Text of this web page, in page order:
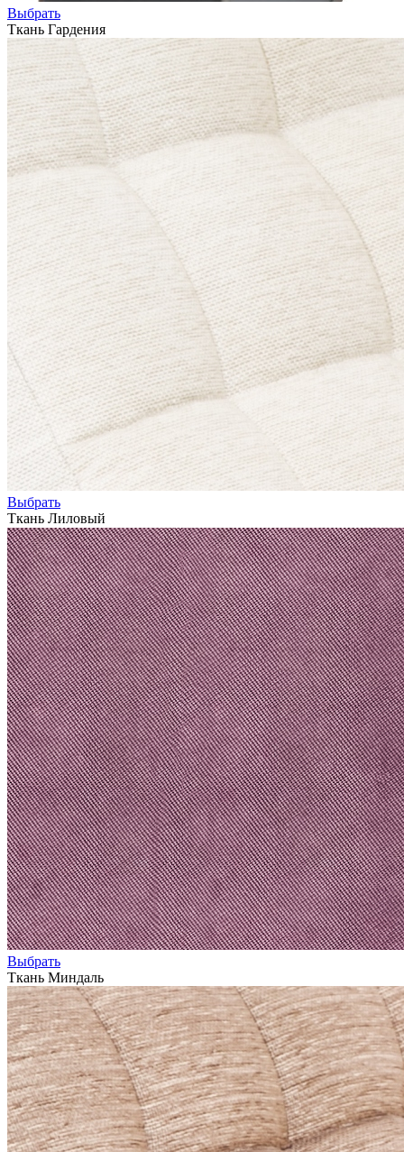
Выбрать
Ткань Гардения
Выбрать
Ткань Лиловый
Выбрать
Ткань Миндаль